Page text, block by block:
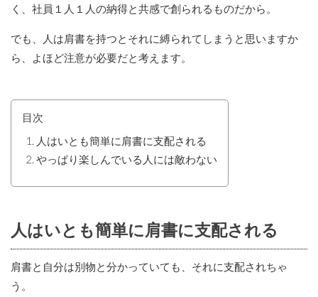
く、社員１人１人の納得と共感で創られるものだから。
でも、人は肩書を持つとそれに縛られてしまうと思いますか
ら、よほど注意が必要だと考えます。
目次
人はいとも簡単に肩書に支配される
やっぱり楽しんでいる人には敵わない
人はいとも簡単に肩書に支配される
肩書と自分は別物と分かっていても、それに支配されちゃ
う。